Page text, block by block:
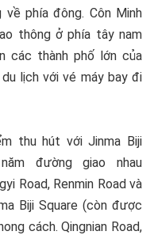
phía đông. Côn Minh
thông ở phía tây nam
các thành phố lớn của
lịch với vé máy bay đi
thu hút với Jinma Biji
đường giao nhau
Road, Renmin Road và
Biji Square (còn được
cách. Qingnian Road,